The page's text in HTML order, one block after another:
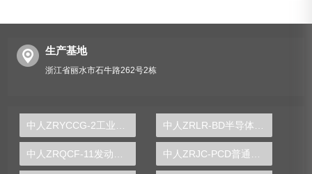
生产基地
浙江省丽水市石牛路262号2栋